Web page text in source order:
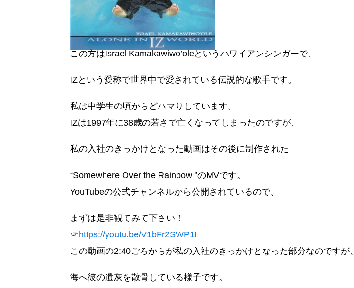
この方はIsrael Kamakawiwo’oleというハワイアンシンガーで、
IZという愛称で世界中で愛されている伝説的な歌手です。
私は中学生の頃からどハマりしています。
IZは1997年に38歳の若さで亡くなってしまったのですが、
私の入社のきっかけとなった動画はその後に制作された
“Somewhere Over the Rainbow ”のMVです。
YouTubeの公式チャンネルから公開されているので、
まずは是非観てみて下さい！
☞ https://youtu.be/V1bFr2SWP1I
この動画の2:40ごろからが私の入社のきっかけとなった部分なのですが、
海へ彼の遺灰を散骨している様子です。